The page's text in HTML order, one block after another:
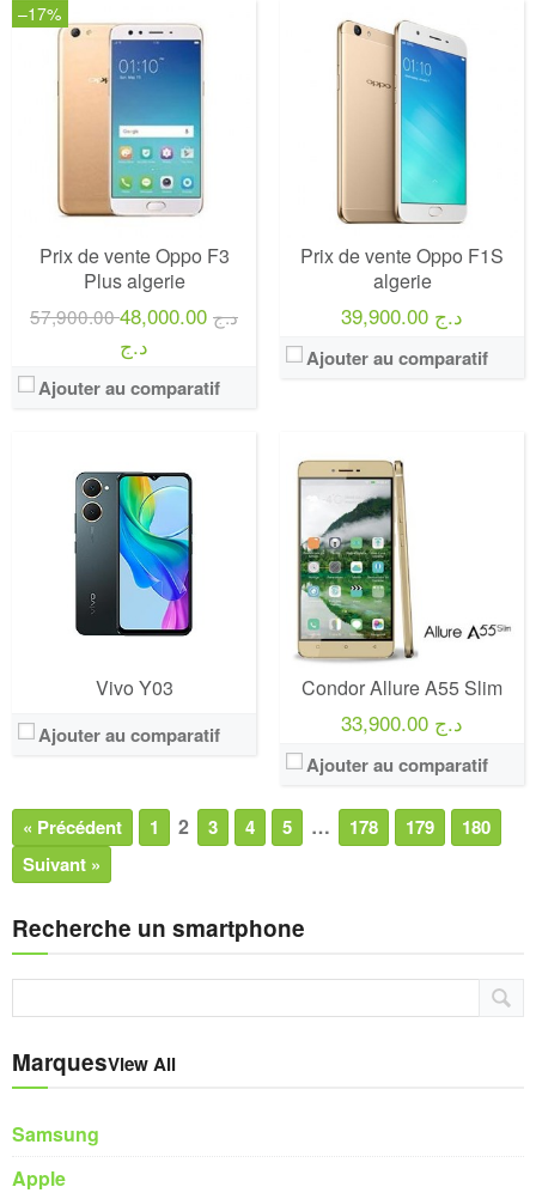
–17%
Prix de vente Oppo F3
Plus algerie
57,900.00 د.ج 48,000.00
د.ج
Ajouter au comparatif
Prix de vente Oppo F1S
algerie
39,900.00 د.ج
Ajouter au comparatif
Vivo Y03
Ajouter au comparatif
Condor Allure A55 Slim
33,900.00 د.ج
Ajouter au comparatif
« Précédent 1 2 3 4 5 … 178 179
180
Suivant »
Recherche un smartphone
MarquesView All
Samsung
Apple